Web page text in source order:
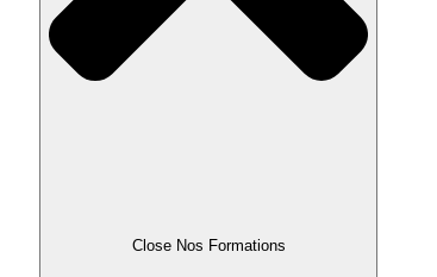
Close Nos Formations